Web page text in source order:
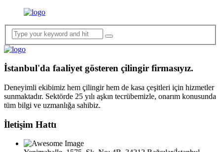
İstanbul'da faaliyet gösteren çilingir firmasıyız.
Deneyimli ekibimiz hem çilingir hem de kasa çeşitleri için hizmetler
sunmaktadır. Sektörde 25 yılı aşkın tecrübemizle, onarım konusunda
tüm bilgi ve uzmanlığa sahibiz.
İletişim Hattı